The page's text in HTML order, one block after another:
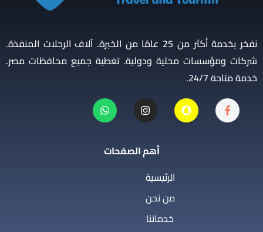
نفخر بخدمة أكثر من 25 عامًا من الخبرة. آلاف الرحلات المنفذة.
شركات ومؤسسات محلية ودولية. تغطية جميع محافظات مصر.
خدمة متاحة 24/7.
أهم الصفحات
الرئيسية
من نحن
خدماتنا